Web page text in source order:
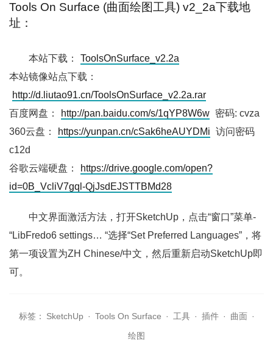
Tools On Surface (曲面绘图工具) v2_2a下载地
址：
本站下载：
ToolsOnSurface_v2.2a
本站镜像站点下载：
http://d.liutao91.cn/ToolsOnSurface_v2.2a.rar
百度网盘：
http://pan.baidu.com/s/1qYP8W6w 密码: cvza
360云盘：
https://yunpan.cn/cSak6heAUYDMi 访问密码
c12d
谷歌云端硬盘：
https://drive.google.com/open?
id=0B_VcliV7gql-QjJsdEJSTTBMd28
中文界面激活方法，打开SketchUp，点击“窗口”菜单-
“LibFredo6 settings… “选择“Set Preferred Languages”，将
第一项设置为ZH Chinese/中文，然后重新启动SketchUp即
可。
标签： SketchUp · Tools On Surface · 工具 · 插件 · 曲面 ·
绘图